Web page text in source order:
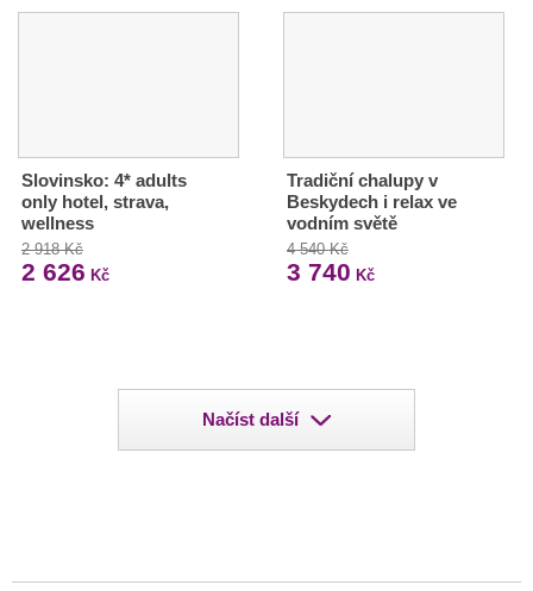
Slovinsko: 4* adults
only hotel, strava,
wellness
2 918 Kč
2 626 Kč
Tradiční chalupy v
Beskydech i relax ve
vodním světě
4 540 Kč
3 740 Kč
Načíst další